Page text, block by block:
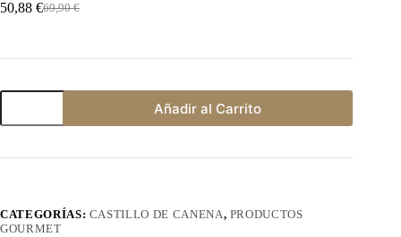
69,90€
El
era:
50,88 €El
es:
La
Horizontal
Añadir al Carrito
CATEGORÍAS: CASTILLO DE CANENA, PRODUCTOS
GOURMET